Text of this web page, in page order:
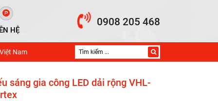
HỆ
0908 205 468
Nam
sáng gia công LED dải rộng VHL-